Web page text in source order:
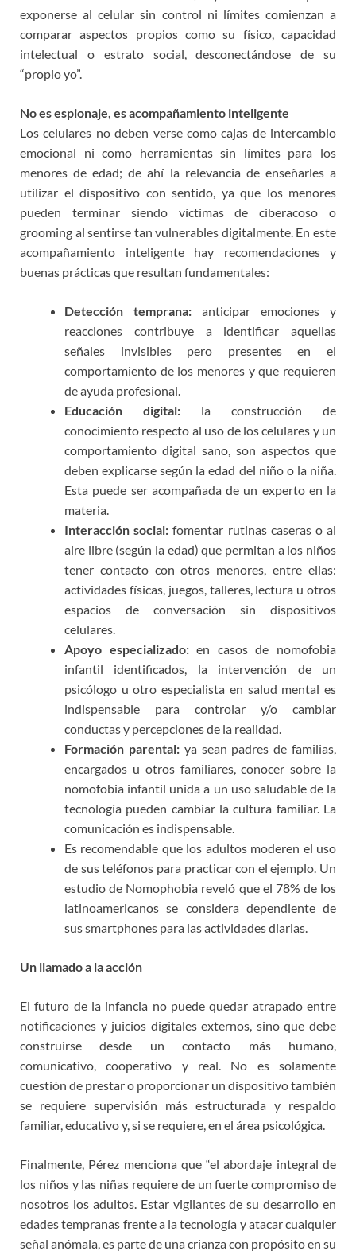
exponerse al celular sin control ni límites comienzan a
comparar aspectos propios como su físico, capacidad
intelectual o estrato social, desconectándose de su
“propio yo”.
No es espionaje, es acompañamiento inteligente
Los celulares no deben verse como cajas de intercambio
emocional ni como herramientas sin límites para los
menores de edad; de ahí la relevancia de enseñarles a
utilizar el dispositivo con sentido, ya que los menores
pueden terminar siendo víctimas de ciberacoso o
grooming al sentirse tan vulnerables digitalmente. En este
acompañamiento inteligente hay recomendaciones y
buenas prácticas que resultan fundamentales:
Detección temprana: anticipar emociones y
reacciones contribuye a identificar aquellas
señales invisibles pero presentes en el
comportamiento de los menores y que requieren
de ayuda profesional.
Educación digital: la construcción de
conocimiento respecto al uso de los celulares y un
comportamiento digital sano, son aspectos que
deben explicarse según la edad del niño o la niña.
Esta puede ser acompañada de un experto en la
materia.
Interacción social: fomentar rutinas caseras o al
aire libre (según la edad) que permitan a los niños
tener contacto con otros menores, entre ellas:
actividades físicas, juegos, talleres, lectura u otros
espacios de conversación sin dispositivos
celulares.
Apoyo especializado:en casos de nomofobia
infantil identificados, la intervención de un
psicólogo u otro especialista en salud mental es
indispensable para controlar y/o cambiar
conductas y percepciones de la realidad.
Formación parental:ya sean padres de familias,
encargados u otros familiares, conocer sobre la
nomofobia infantil unida a un uso saludable de la
tecnología pueden cambiar la cultura familiar. La
comunicación es indispensable.
Es recomendable que los adultos moderen el uso
de sus teléfonos para practicar con el ejemplo. Un
estudio de Nomophobia reveló que el 78% de los
latinoamericanos se considera dependiente de
sus smartphones para las actividades diarias.
Un llamado a la acción
El futuro de la infancia no puede quedar atrapado entre
notificaciones y juicios digitales externos, sino que debe
construirse desde un contacto más humano,
comunicativo, cooperativo y real. No es solamente
cuestión de prestar o proporcionar un dispositivo también
se requiere supervisión más estructurada y respaldo
familiar, educativo y, si se requiere, en el área psicológica.
Finalmente, Pérez menciona que “el abordaje integral de
los niños y las niñas requiere de un fuerte compromiso de
nosotros los adultos. Estar vigilantes de su desarrollo en
edades tempranas frente a la tecnología y atacar cualquier
señal anómala, es parte de una crianza con propósito en su